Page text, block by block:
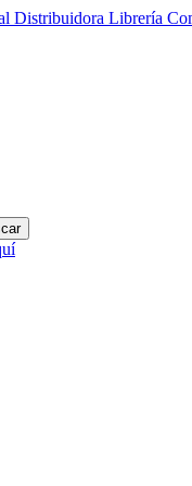
Distribuidora Librería